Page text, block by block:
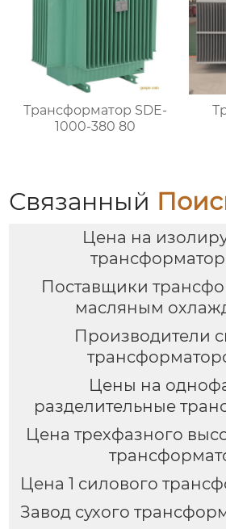
Трансформатор SDE-
1000-380 80
Связанный
Цена на
трансформатор
Поставщики
масляным
Производители
Цены на
разделительные
Цена трехфазного
Цена 1 силового
Завод сухого